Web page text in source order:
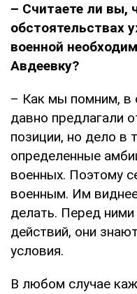
– Считаете ли вы,
обстоятельствах
военной
Авдеевку?
– Как мы помним, в
давно предлагали
позиции, но дело в
определенные
военных. Поэтому
военным. Им
делать. Перед
действий, они
условия.
В любом случае